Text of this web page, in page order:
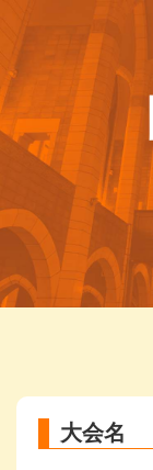
大会名